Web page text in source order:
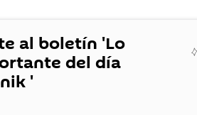
al boletín 'Lo
del día
'